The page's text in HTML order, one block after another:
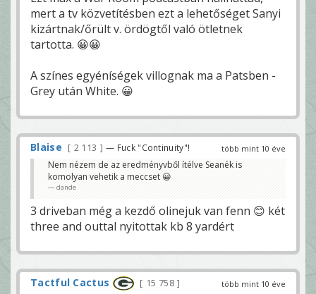
mert a tv közvetítésben ezt a lehetőséget Sanyi
kizártnak/őrült v. ördögtől való ötletnek
tartotta. 😀😀
A színes egyéníségek villognak ma a Patsben -
Grey után White. 😀
több mint 10 éve
Blaise 2 113 — Fuck "Continuity"!
Nem nézem de az eredményvből ítélve Seanék is
komolyan vehetik a meccset 😀
dande
3 driveban még a kezdő olinejuk van fenn 😊 két
three and outtal nyitottak kb 8 yardért
több mint 10 éve
Tactful Cactus
15 758